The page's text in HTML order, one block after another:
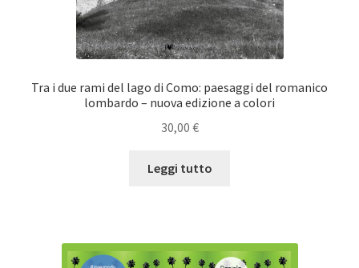
Tra i due rami del lago di Como: paesaggi del romanico
lombardo – nuova edizione a colori
30,00 €
Leggi tutto